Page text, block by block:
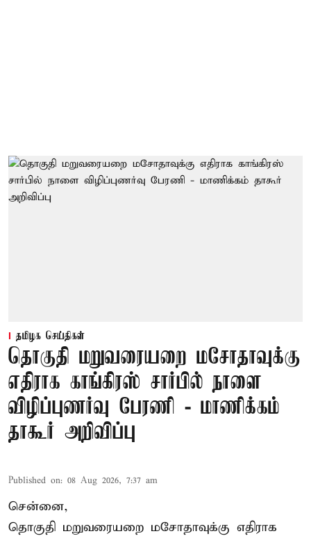
தமிழக செய்திகள்
தொகுதி மறுவரையறை மசோதாவுக்கு
எதிராக காங்கிரஸ் சார்பில் நாளை
விழிப்புணர்வு பேரணி - மாணிக்கம்
தாகூர் அறிவிப்பு
Published on: 08 Aug 2026, 7:37 am
சென்னை,
தொகுதி மறுவரையறை மசோதாவுக்கு எதிராக